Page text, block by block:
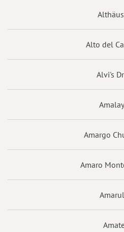
Alto del
Alvi's
Amargo
Amaro